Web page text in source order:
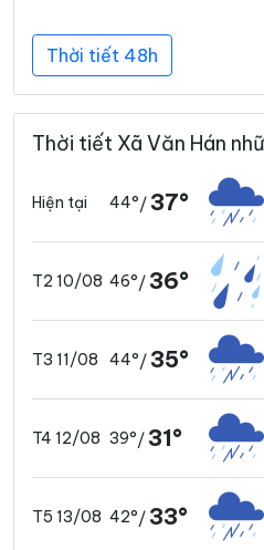
Thời tiết 48h
Thời tiết Xã Văn Hán
Hiện tại 44°/ 37°
T2 10/08 46°/ 36°
T3 11/08 44°/ 35°
T4 12/08 39°/ 31°
T5 13/08 42°/ 33°